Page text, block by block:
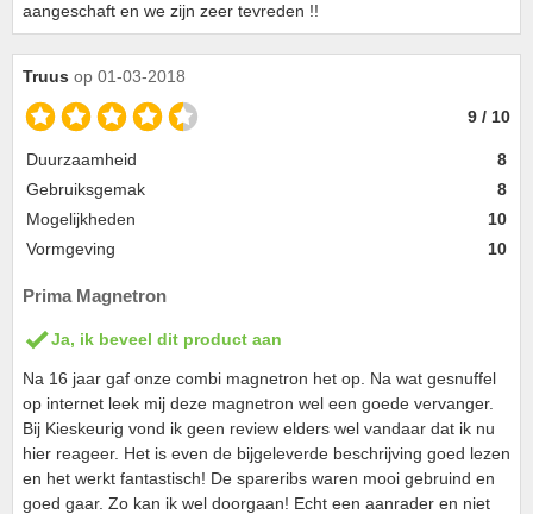
aangeschaft en we zijn zeer tevreden !!
Truus op 01-03-2018
9 / 10
Duurzaamheid
8
Gebruiksgemak
8
Mogelijkheden
10
Vormgeving
10
Prima Magnetron
Ja, ik beveel dit product aan
Na 16 jaar gaf onze combi magnetron het op. Na wat gesnuffel
op internet leek mij deze magnetron wel een goede vervanger.
Bij Kieskeurig vond ik geen review elders wel vandaar dat ik nu
hier reageer. Het is even de bijgeleverde beschrijving goed lezen
en het werkt fantastisch! De spareribs waren mooi gebruind en
goed gaar. Zo kan ik wel doorgaan! Echt een aanrader en niet